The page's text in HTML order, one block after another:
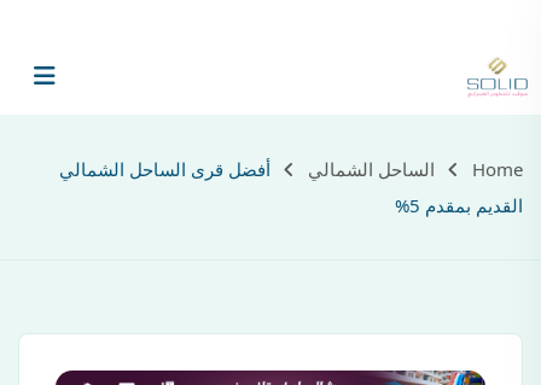
الرئيسية
Home الساحل الشمالي
أفضل قرى الساحل الشمالي
القديم بمقدم 5%